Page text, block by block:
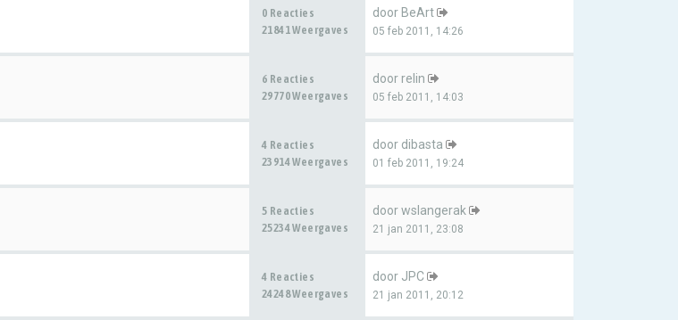
0 Reacties
21841 Weergaves
door BeArt
05 feb 2011, 14:26
6 Reacties
29770 Weergaves
door relin
05 feb 2011, 14:03
4 Reacties
23914 Weergaves
door dibasta
01 feb 2011, 19:24
5 Reacties
25234 Weergaves
doorwslangerak
21 jan 2011, 23:08
4 Reacties
24248 Weergaves
door JPC
21 jan 2011, 20:12